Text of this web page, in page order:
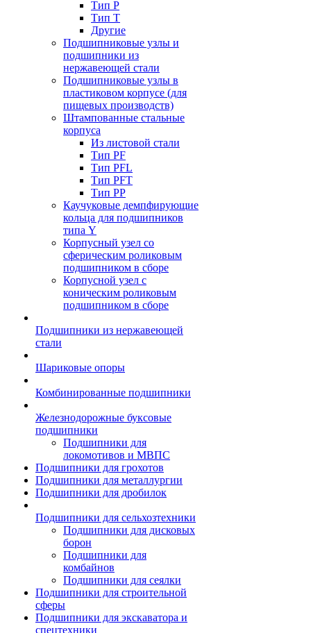
Тип P
Тип T
Другие
Подшипниковые узлы и
подшипники из
нержавеющей стали
Подшипниковые узлы в
пластиковом корпусе (для
пищевых производств)
Штампованные стальные
корпуса
Из листовой стали
Тип PF
Тип PFL
Тип PFT
Тип PP
Каучуковые демпфирующие
кольца для подшипников
типа Y
Корпусный узел со
сферическим роликовым
подшипником в сборе
Корпусной узел с
коническим роликовым
подшипником в сборе
Подшипники из нержавеющей
стали
Шариковые опоры
Комбинированные подшипники
Железнодорожные буксовые
подшипники
Подшипники для
локомотивов и МВПС
Подшипники для грохотов
Подшипники для металлургии
Подшипники для дробилок
Подшипники для сельхозтехники
Подшипники для дисковых
борон
Подшипники для
комбайнов
Подшипники для сеялки
Подшипники для строительной
сферы
Подшипники для экскаватора и
спецтехники